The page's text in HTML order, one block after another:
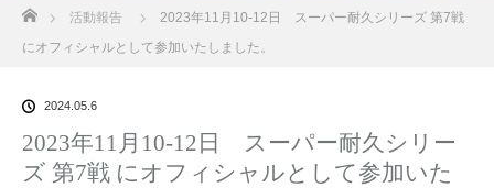
ホーム
活動報告
2023年11月10-12日 スーパー耐久シリーズ 第7戦
にオフィシャルとして参加いたしました。
2024.05.6
2023年11月10-12日 スーパー耐久シリー
ズ 第7戦 にオフィシャルとして参加いた